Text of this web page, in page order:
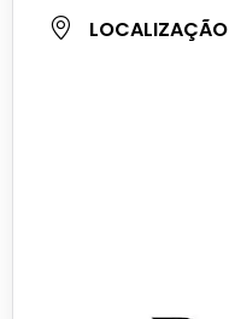
LOCALIZAÇÃO